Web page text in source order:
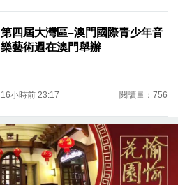
第四屆大灣區–澳門國際青少年音
樂藝術週在澳門舉辦
16小時前 23:17 閱讀量：756